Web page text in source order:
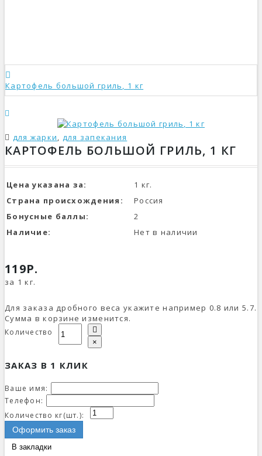
Картофель большой гриль, 1 кг
для жарки, для запекания
КАРТОФЕЛЬ БОЛЬШОЙ ГРИЛЬ, 1 КГ
Цена указана за:
1 кг.
Страна происхождения:
Россия
Бонусные баллы:
2
Наличие:
Нет в наличии
119Р.
за 1 кг.
Для заказа дробного веса укажите например 0.8 или 5.7.
Сумма в корзине изменится.
Количество
×
ЗАКАЗ В 1 КЛИК
Ваше имя:
Телефон:
Количество кг(шт.):
Оформить заказ
В закладки